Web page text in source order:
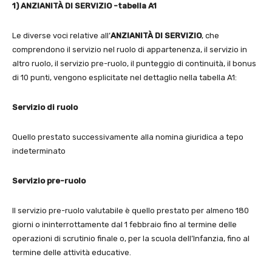
1) ANZIANITÀ DI SERVIZIO -tabella A1
Le diverse voci relative all’ANZIANITÀ DI SERVIZIO, che
comprendono il servizio nel ruolo di appartenenza, il servizio in
altro ruolo, il servizio pre-ruolo, il punteggio di continuità, il bonus
di 10 punti, vengono esplicitate nel dettaglio nella tabella A1:
Servizio di ruolo
Quello prestato successivamente alla nomina giuridica a tepo
indeterminato
Servizio pre-ruolo
Il servizio pre-ruolo valutabile è quello prestato per almeno 180
giorni o ininterrottamente dal 1 febbraio fino al termine delle
operazioni di scrutinio finale o, per la scuola dell’Infanzia, fino al
termine delle attività educative.